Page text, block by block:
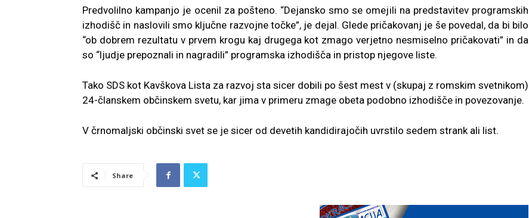
Predvolilno kampanjo je ocenil za pošteno. “Dejansko smo se omejili na predstavitev programskih
izhodišč in naslovili smo ključne razvojne točke”, je dejal. Glede pričakovanj je še povedal, da bi bilo
“ob dobrem rezultatu v prvem krogu kaj drugega kot zmago verjetno nesmiselno pričakovati” in da
so “ljudje prepoznali in nagradili” programska izhodišča in pristop njegove liste.
Tako SDS kot Kavškova Lista za razvoj sta sicer dobili po šest mest v (skupaj z romskim svetnikom)
24-članskem občinskem svetu, kar jima v primeru zmage obeta podobno izhodišče in povezovanje.
V črnomaljski občinski svet se je sicer od devetih kandidirajočih uvrstilo sedem strank ali list.
Share